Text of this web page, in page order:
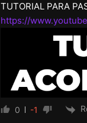
TUTORIAL PARA
https://
0 -1